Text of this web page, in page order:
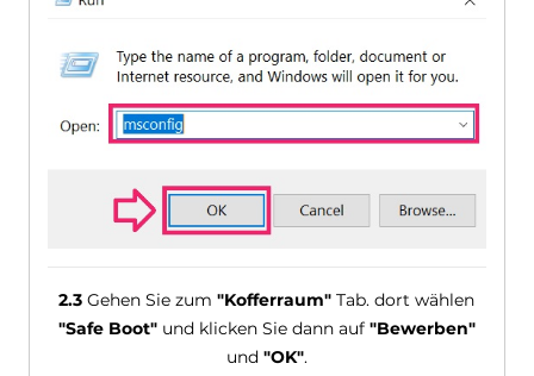
2.3 Gehen Sie zum"Kofferraum" Tab. dort wählen
"Safe Boot"und klicken Sie dann auf "Bewerben"
und "OK".